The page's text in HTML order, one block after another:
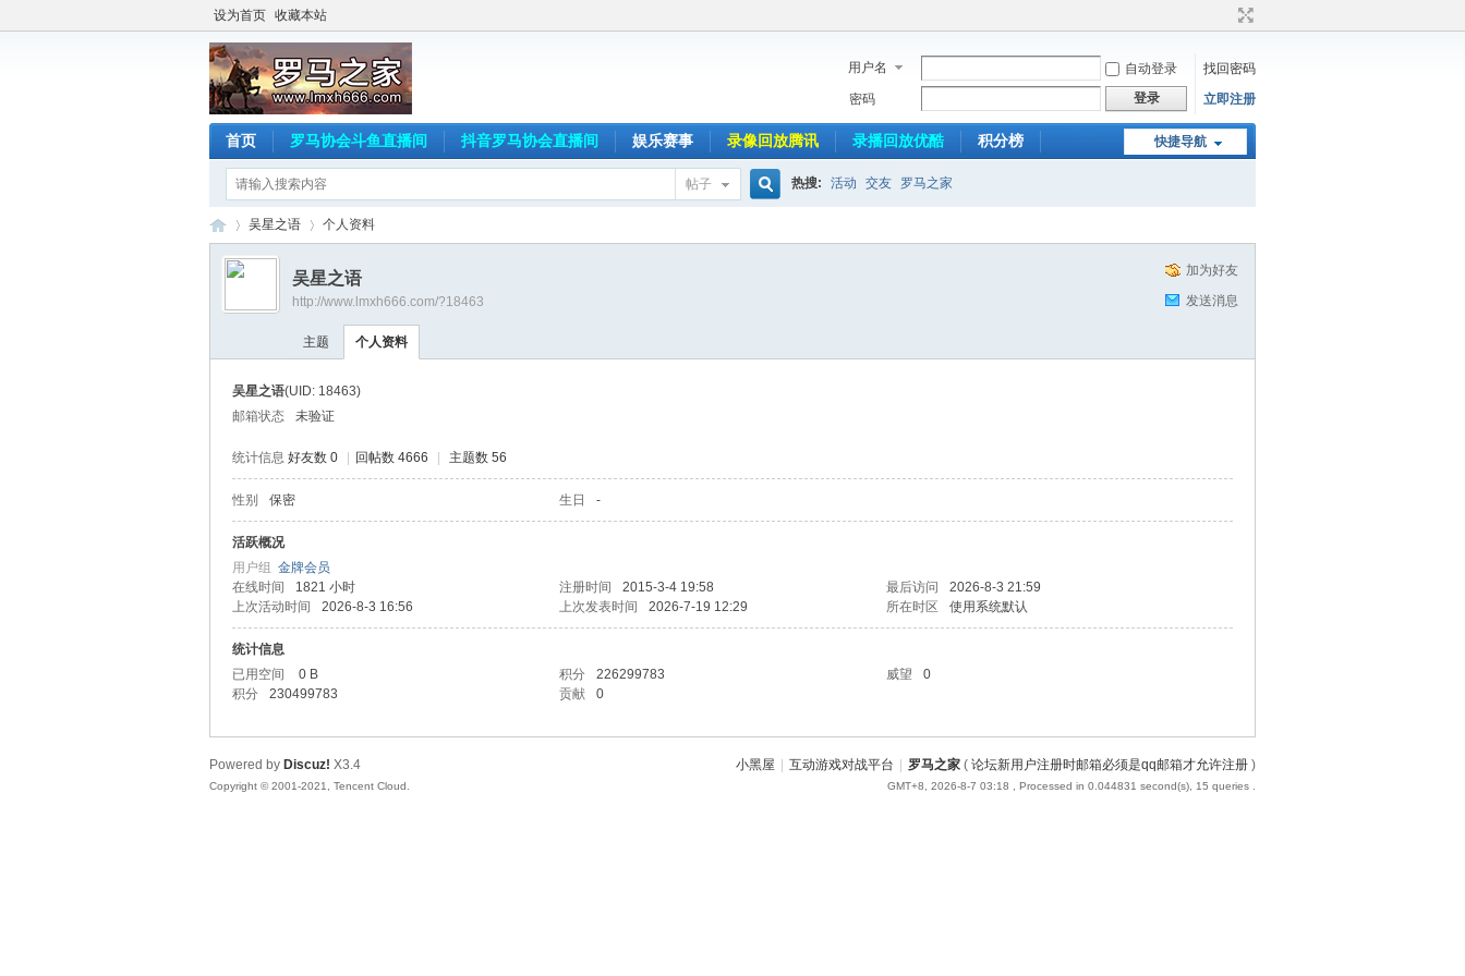
设为首页 收藏本站
用户名 自动登录
找回密码
密码
登录 立即注册
快捷导航
首页 罗马协会斗鱼直播间 抖音罗马协会直播间 娱乐赛事 录像回放腾讯 录播回放优酷 积分榜
帖子 热搜: 活动 交友 罗马之家
›
吴星之语 个人资料
加为好友
发送消息
吴星之语
http://www.lmxh666.com/?18463
主题 个人资料
吴星之语(UID: 18463)
邮箱状态
未验证
统计信息 好友数 0 回帖数 4666 主题数 56
性别 保密 生日 -
活跃概况
用户组 金牌会员
在线时间
1821 小时 注册时间 2015-3-4 19:58 最后访问
2026-8-3 21:59
上次活动时间
2026-8-3 16:56 上次发表时间 2026-7-19 12:29 所在时区 使用系统默认
统计信息
已用空间
0 B 积分 226299783 威望
0
积分
230499783 贡献 0
小黑屋 互动游戏对战平台 罗马之家 ( 论坛新用户注册时邮箱必须是qq邮箱才允许注册 )
GMT+8, 2026-8-7 03:18 , Processed in 0.044831 second(s), 15 queries .
Powered by Discuz! X3.4
Copyright © 2001-2021, Tencent Cloud.